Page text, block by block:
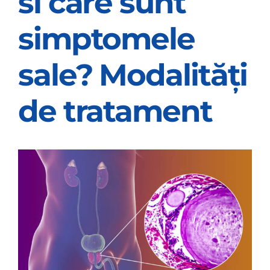
OPINIE MEDICALA
INFORMATII PACIENT
MEDIA
PROGRAMARI
simptomele
sale? Modalități
de tratament